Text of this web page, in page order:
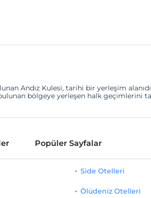
Andız Kulesi, tarihi bir yerleşim
bölgeye yerleşen halk geçimlerini
Popüler Sayfalar
Side Otelleri
Ölüdeniz Otelleri